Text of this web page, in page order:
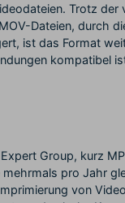
Trotz der
Dateien, durch
ist das Format
kompatibel
Group, kurz
pro Jahr
von